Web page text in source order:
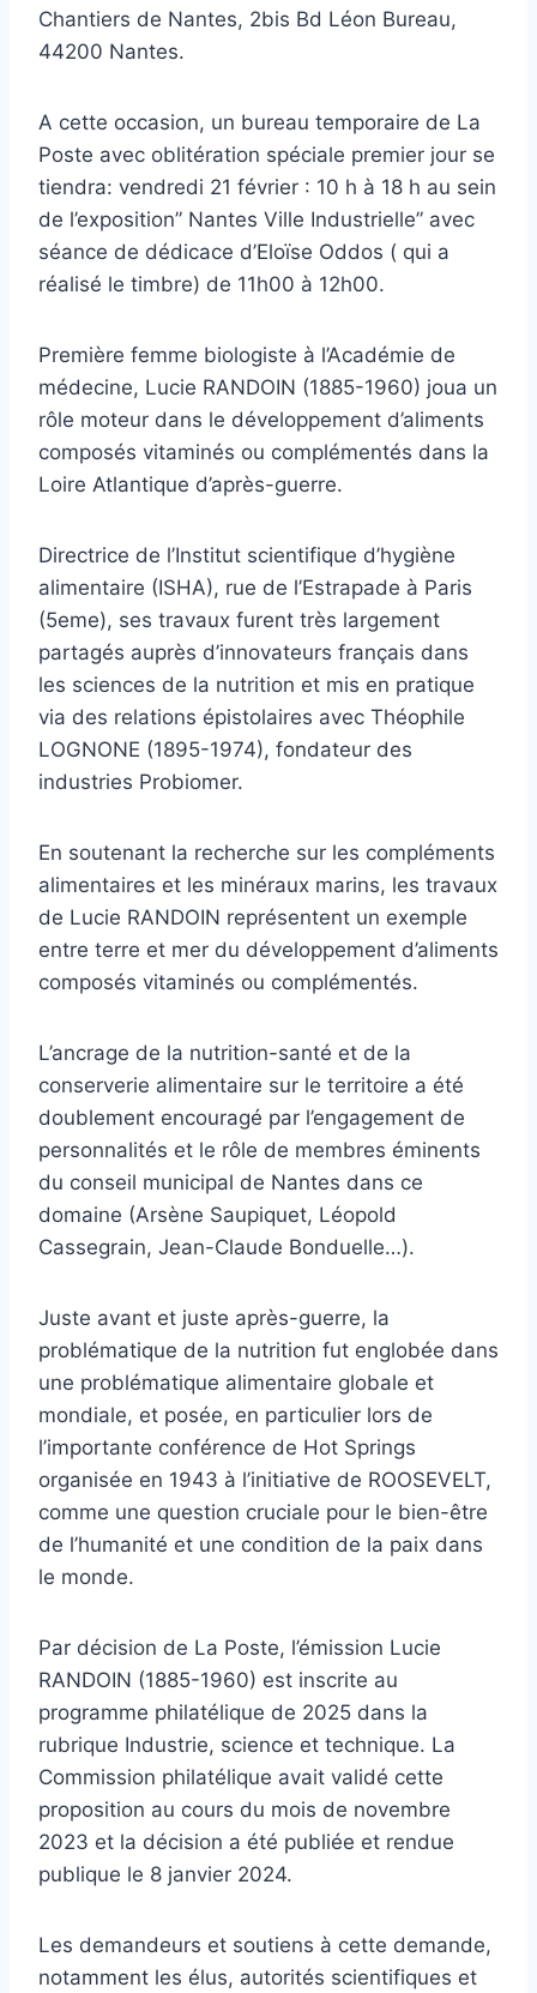
Chantiers de Nantes, 2bis Bd Léon Bureau,
44200 Nantes.
A cette occasion, un bureau temporaire de La
Poste avec oblitération spéciale premier jour se
tiendra: vendredi 21 février : 10 h à 18 h au sein
de l’exposition” Nantes Ville Industrielle” avec
séance de dédicace d’Eloïse Oddos ( qui a
réalisé le timbre) de 11h00 à 12h00.
Première femme biologiste à l’Académie de
médecine, Lucie RANDOIN (1885-1960) joua un
rôle moteur dans le développement d’aliments
composés vitaminés ou complémentés dans la
Loire Atlantique d’après-guerre.
Directrice de l’Institut scientifique d’hygiène
alimentaire (ISHA), rue de l’Estrapade à Paris
(5eme), ses travaux furent très largement
partagés auprès d’innovateurs français dans
les sciences de la nutrition et mis en pratique
via des relations épistolaires avec Théophile
LOGNONE (1895-1974), fondateur des
industries Probiomer.
En soutenant la recherche sur les compléments
alimentaires et les minéraux marins, les travaux
de Lucie RANDOIN représentent un exemple
entre terre et mer du développement d’aliments
composés vitaminés ou complémentés.
L’ancrage de la nutrition-santé et de la
conserverie alimentaire sur le territoire a été
doublement encouragé par l’engagement de
personnalités et le rôle de membres éminents
du conseil municipal de Nantes dans ce
domaine (Arsène Saupiquet, Léopold
Cassegrain, Jean-Claude Bonduelle…).
Juste avant et juste après-guerre, la
problématique de la nutrition fut englobée dans
une problématique alimentaire globale et
mondiale, et posée, en particulier lors de
l’importante conférence de Hot Springs
organisée en 1943 à l’initiative de ROOSEVELT,
comme une question cruciale pour le bien-être
de l’humanité et une condition de la paix dans
le monde.
Par décision de La Poste, l’émission Lucie
RANDOIN (1885-1960) est inscrite au
programme philatélique de 2025 dans la
rubrique Industrie, science et technique. La
Commission philatélique avait validé cette
proposition au cours du mois de novembre
2023 et la décision a été publiée et rendue
publique le 8 janvier 2024.
Les demandeurs et soutiens à cette demande,
notamment les élus, autorités scientifiques et